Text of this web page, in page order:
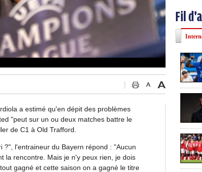
a estimé qu'en dépit des problèmes
"peut sur un ou deux matches battre le
de C1 à Old Trafford.
?", l'entraineur du Bayern répond : "Aucun
la rencontre. Mais je n'y peux rien, je dois
gagné et cette saison on a gagné le titre
Fil